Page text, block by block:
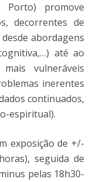
Porto) promove
decorrentes de
abordagens
até ao
vulneráveis
inerentes
continuados,
espiritual).
exposição de +/-
seguida de
pelas 18h30-